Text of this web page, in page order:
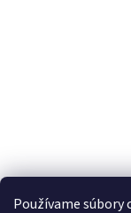
Používame súbory